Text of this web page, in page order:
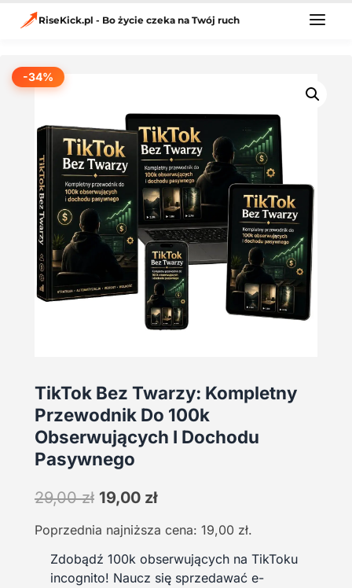
RiseKick.pl - Bo życie czeka na Twój ruch
-34%
TikTok Bez Twarzy: Kompletny
Przewodnik Do 100k
Obserwujących I Dochodu
Pasywnego
29,00zł Pierwotna
wynosiła:
29,00 zł.
19,00 złAktualna
wynosi:
19,00 zł.
Poprzednia najniższa cena: 19,00 zł.
Zdobądź 100k obserwujących na TikToku
incognito! Naucz się sprzedawać e-